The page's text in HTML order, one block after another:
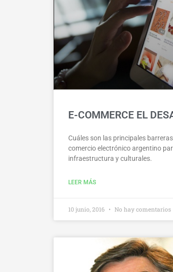
E-COMMERCE EL
Cuáles son las principales
comercio electrónico argentino
infraestructura y culturales.
LEER MÁS
10 junio, 2016 No hay comentarios